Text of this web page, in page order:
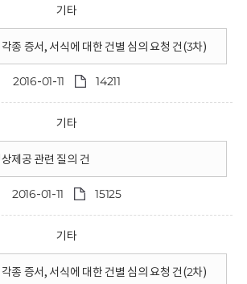
기타
종 증서, 서식에 대한 건별 심의 요청 건(3차)
2016-01-11 14211
기타
제공 관련 질의 건
2016-01-11 15125
기타
종 증서, 서식에 대한 건별 심의 요청 건(2차)